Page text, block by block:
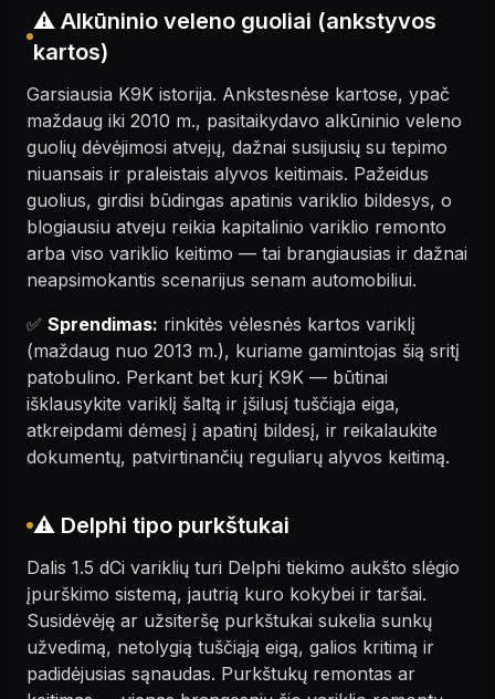
⚠️ Alkūninio veleno guoliai (ankstyvos
kartos)
Garsiausia K9K istorija. Ankstesnėse kartose, ypač
maždaug iki 2010 m., pasitaikydavo alkūninio veleno
guolių dėvėjimosi atvejų, dažnai susijusių su tepimo
niuansais ir praleistais alyvos keitimais. Pažeidus
guolius, girdisi būdingas apatinis variklio bildesys, o
blogiausiu atveju reikia kapitalinio variklio remonto
arba viso variklio keitimo — tai brangiausias ir dažnai
neapsimokantis scenarijus senam automobiliui.
✅ Sprendimas: rinkitės vėlesnės kartos variklį
(maždaug nuo 2013 m.), kuriame gamintojas šią sritį
patobulino. Perkant bet kurį K9K — būtinai
išklausykite variklį šaltą ir įšilusį tuščiąja eiga,
atkreipdami dėmesį į apatinį bildesį, ir reikalaukite
dokumentų, patvirtinančių reguliarų alyvos keitimą.
⚠️ Delphi tipo purkštukai
Dalis 1.5 dCi variklių turi Delphi tiekimo aukšto slėgio
įpurškimo sistemą, jautrią kuro kokybei ir taršai.
Susidėvėję ar užsiteršę purkštukai sukelia sunkų
užvedimą, netolygią tuščiąją eigą, galios kritimą ir
padidėjusias sąnaudas. Purkštukų remontas ar